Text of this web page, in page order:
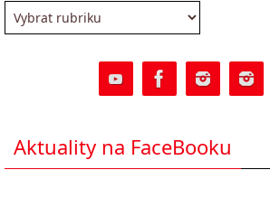
Rubriky
Aktuality na FaceBooku